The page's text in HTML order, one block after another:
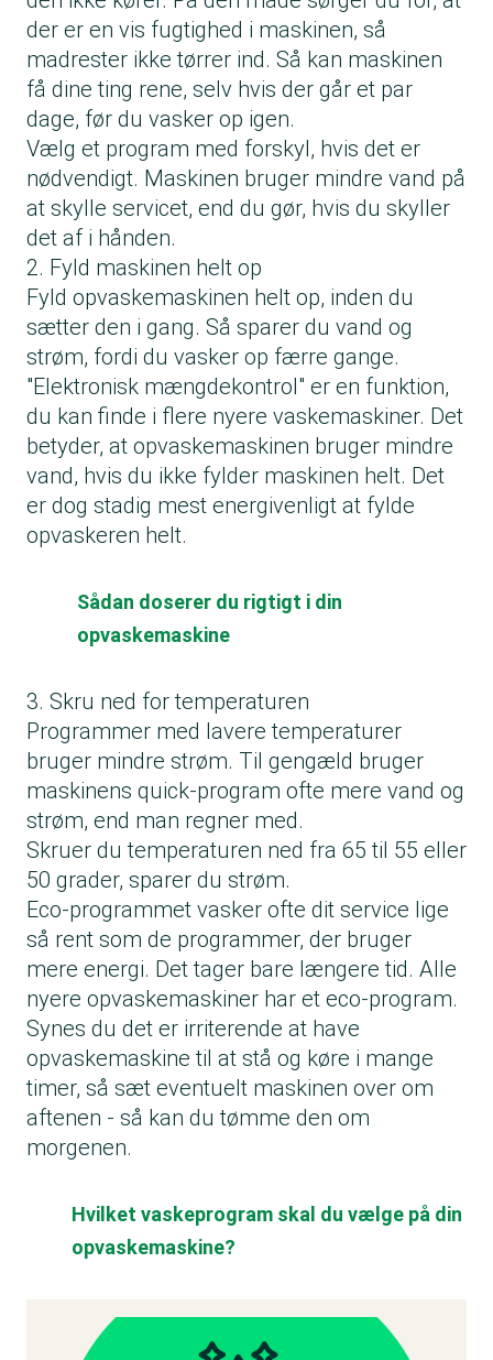
der er en vis fugtighed i maskinen, så
madrester ikke tørrer ind. Så kan maskinen
få dine ting rene, selv hvis der går et par
dage, før du vasker op igen.
Vælg et program med forskyl, hvis det er
nødvendigt. Maskinen bruger mindre vand på
at skylle servicet, end du gør, hvis du skyller
det af i hånden.
2. Fyld maskinen helt op
Fyld opvaskemaskinen helt op, inden du
sætter den i gang. Så sparer du vand og
strøm, fordi du vasker op færre gange.
"Elektronisk mængdekontrol" er en funktion,
du kan finde i flere nyere vaskemaskiner. Det
betyder, at opvaskemaskinen bruger mindre
vand, hvis du ikke fylder maskinen helt. Det
er dog stadig mest energivenligt at fylde
opvaskeren helt.
Sådan doserer du rigtigt i din
opvaskemaskine
3. Skru ned for temperaturen
Programmer med lavere temperaturer
bruger mindre strøm. Til gengæld bruger
maskinens quick-program ofte mere vand og
strøm, end man regner med.
Skruer du temperaturen ned fra 65 til 55 eller
50 grader, sparer du strøm.
Eco-programmet vasker ofte dit service lige
så rent som de programmer, der bruger
mere energi. Det tager bare længere tid. Alle
nyere opvaskemaskiner har et eco-program.
Synes du det er irriterende at have
opvaskemaskine til at stå og køre i mange
timer, så sæt eventuelt maskinen over om
aftenen - så kan du tømme den om
morgenen.
Hvilket vaskeprogram skal du vælge på din
opvaskemaskine?